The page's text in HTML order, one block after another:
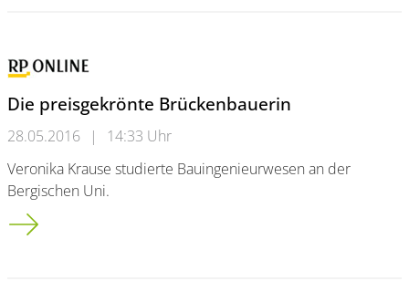
Die preisgekrönte Brückenbauerin
28.05.2016 |
14:33 Uhr
Veronika Krause studierte Bauingenieurwesen an der
Bergischen Uni.
Die preisgekrönte Brückenbauerin